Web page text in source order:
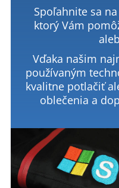
Spoľahnite sa
ktorý Vám
Vďaka našim
používaným
kvalitne potlačiť
oblečenia a